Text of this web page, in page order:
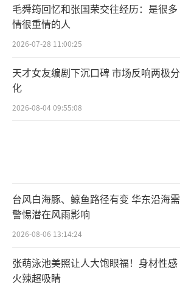
毛舜筠回忆和张国荣交往经历：是很多
情很重情的人
2026-07-28 11:00:25
天才女友编剧下沉口碑 市场反响两极分
化
2026-08-04 09:55:08
台风白海豚、鲸鱼路径有变 华东沿海需
警惕潜在风雨影响
2026-08-06 13:14:24
张萌泳池美照让人大饱眼福！身材性感
火辣超吸睛